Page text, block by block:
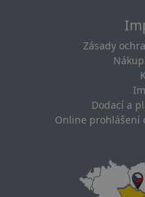
Zásady
Dodací a
Online prohlášení